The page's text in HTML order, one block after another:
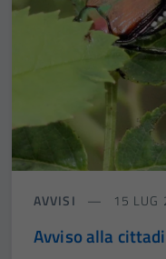
AVVISI 15 LUG
Avviso alla